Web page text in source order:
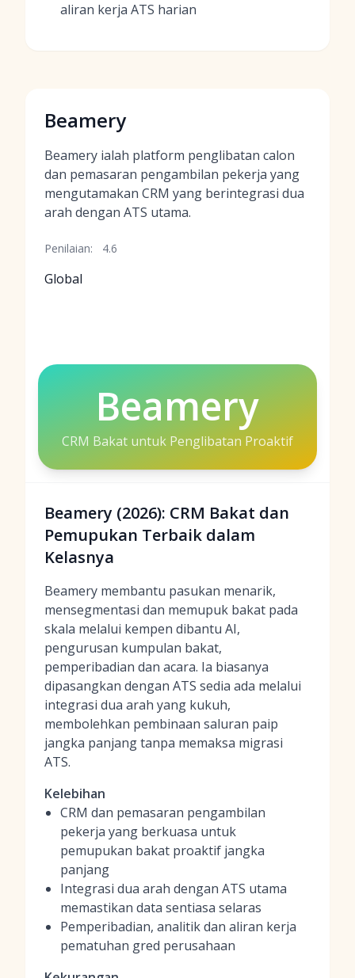
aliran kerja ATS harian
Beamery
Beamery ialah platform penglibatan calon
dan pemasaran pengambilan pekerja yang
mengutamakan CRM yang berintegrasi dua
arah dengan ATS utama.
Penilaian: 4.6
Global
Beamery
CRM Bakat untuk Penglibatan Proaktif
Beamery (2026): CRM Bakat dan
Pemupukan Terbaik dalam
Kelasnya
Beamery membantu pasukan menarik,
mensegmentasi dan memupuk bakat pada
skala melalui kempen dibantu AI,
pengurusan kumpulan bakat,
pemperibadian dan acara. Ia biasanya
dipasangkan dengan ATS sedia ada melalui
integrasi dua arah yang kukuh,
membolehkan pembinaan saluran paip
jangka panjang tanpa memaksa migrasi
ATS.
Kelebihan
CRM dan pemasaran pengambilan
pekerja yang berkuasa untuk
pemupukan bakat proaktif jangka
panjang
Integrasi dua arah dengan ATS utama
memastikan data sentiasa selaras
Pemperibadian, analitik dan aliran kerja
pematuhan gred perusahaan